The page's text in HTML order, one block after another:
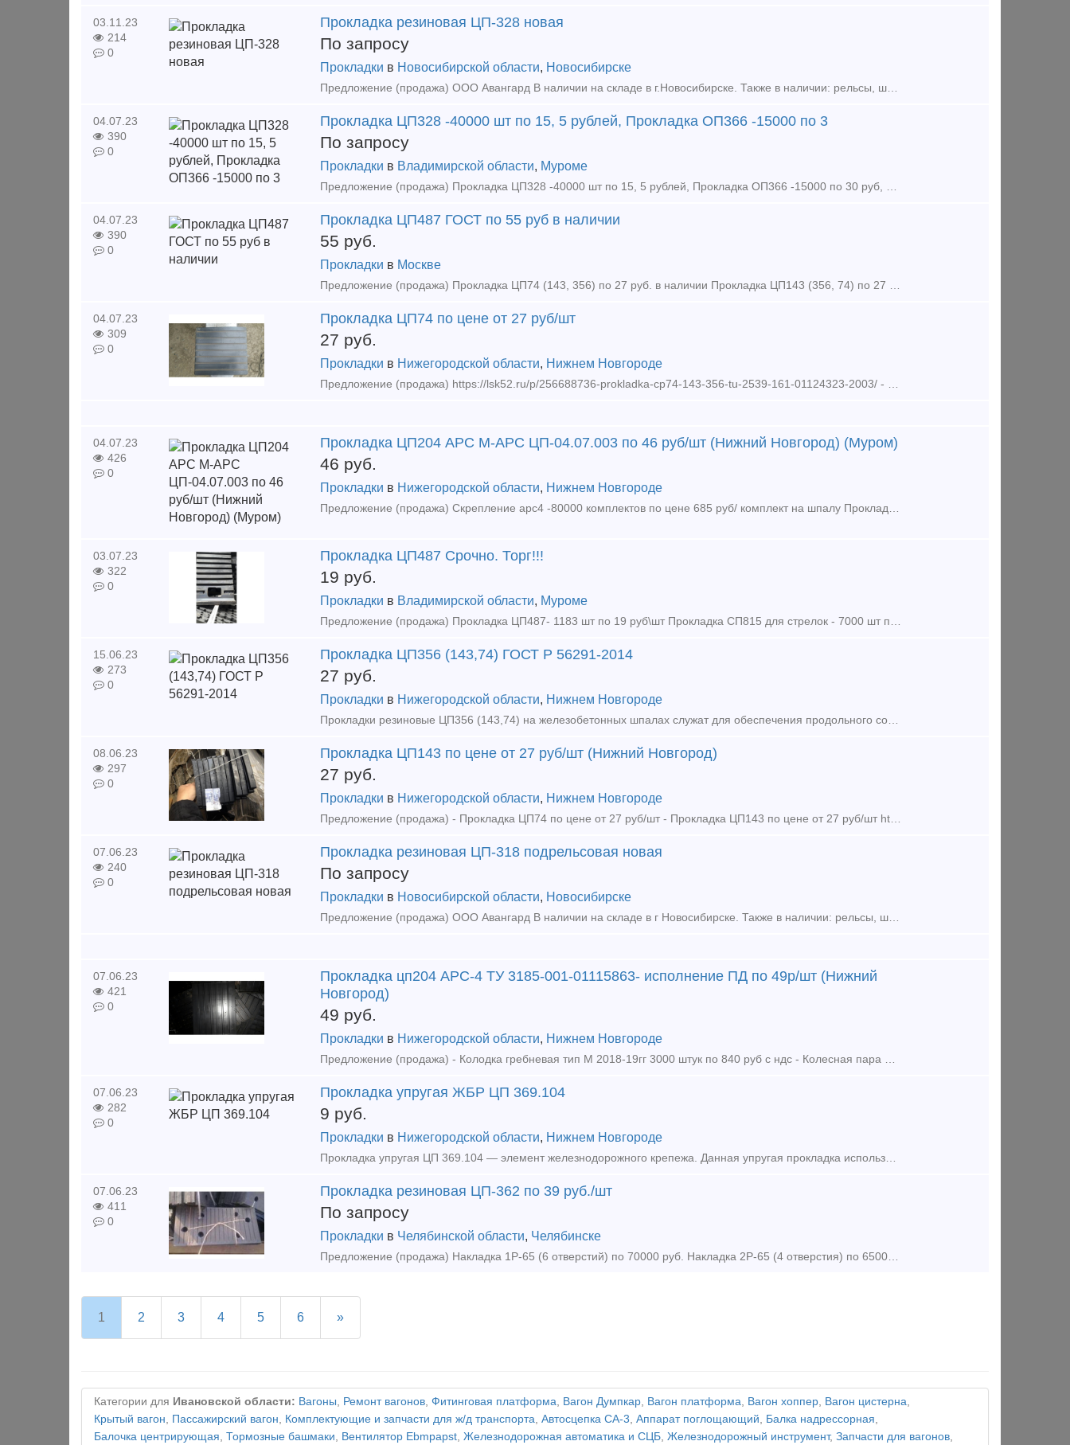
03.11.23
214
0
Прокладка резиновая ЦП-328 новая
По запросу
Прокладки в Новосибирской области, Новосибирске
Предложение (продажа) ООО Авангард В наличии на складе в г.Новосибирске. Также в наличии: рельсы, шпалы, подкладка, накладка, прокладка, крепеж, стрелочные п
04.07.23
390
0
Прокладка ЦП328 -40000 шт по 15, 5 рублей, Прокладка ОП366 -15000 по 3
По запросу
Прокладки в Владимирской области, Муроме
Предложение (продажа) Прокладка ЦП328 -40000 шт по 15, 5 рублей, Прокладка ОП366 -15000 по 30 руб, ЦП143 -20000 шт по 17 рублей (Муром) - Предложение Пр
04.07.23
390
0
Прокладка ЦП487 ГОСТ по 55 руб в наличии
55 руб.
Прокладки в Москве
Предложение (продажа) Прокладка ЦП74 (143, 356) по 27 руб. в наличии Прокладка ЦП143 (356, 74) по 27 руб. в наличии Прокладка ЦП204 арс М-АРС ПД по 55 руб.
04.07.23
309
0
Прокладка ЦП74 по цене от 27 руб/шт
27 руб.
Прокладки в Нижегородской области, Нижнем Новгороде
Предложение (продажа) https://lsk52.ru/p/256688736-prokladka-cp74-143-356-tu-2539-161-01124323-2003/ - Прокладка ЦП74 по цене от 27 руб/шт - Прокладка ЦП143
04.07.23
426
0
Прокладка ЦП204 АРС М-АРС ЦП-04.07.003 по 46 руб/шт (Нижний Новгород) (Муром)
46 руб.
Прокладки в Нижегородской области, Нижнем Новгороде
Предложение (продажа) Скрепление арс4 -80000 комплектов по цене 685 руб/ комплект на шпалу Прокладка цп204 АРС-4 ТУ 3185-001-01115863- исполнение ПД по 50р/шт
03.07.23
322
0
Прокладка ЦП487 Срочно. Торг!!!
19 руб.
Прокладки в Владимирской области, Муроме
Предложение (продажа) Прокладка ЦП487- 1183 шт по 19 руб\шт Прокладка СП815 для стрелок - 7000 шт по 9 руб\шт Любые другие материалы
15.06.23
273
0
Прокладка ЦП356 (143,74) ГОСТ Р 56291-2014
27 руб.
Прокладки в Нижегородской области, Нижнем Новгороде
Прокладки резиновые ЦП356 (143,74) на железобетонных шпалах служат для обеспечения продольного сопротивления смещению рельсов, снижения динамических нагрузок и электроизоляции; на деревянных ш
08.06.23
297
0
Прокладка ЦП143 по цене от 27 руб/шт (Нижний Новгород)
27 руб.
Прокладки в Нижегородской области, Нижнем Новгороде
Предложение (продажа) - Прокладка ЦП74 по цене от 27 руб/шт - Прокладка ЦП143 по цене от 27 руб/шт https://lsk52.ru/p/256687980-prokladka-cp143-356-74-tu-2
07.06.23
240
0
Прокладка резиновая ЦП-318 подрельсовая новая
По запросу
Прокладки в Новосибирской области, Новосибирске
Предложение (продажа) ООО Авангард В наличии на складе в г Новосибирске. Также в наличии: рельсы, шпалы, подкладка, накладка, прокладка, крепеж, стрелочные п
07.06.23
421
0
Прокладка цп204 АРС-4 ТУ 3185-001-01115863- исполнение ПД по 49р/шт (Нижний
Новгород)
49 руб.
Прокладки в Нижегородской области, Нижнем Новгороде
Предложение (продажа) - Колодка гребневая тип М 2018-19гг 3000 штук по 840 руб с ндс - Колесная пара НОНК 2018-19гг по 349000 руб с ндс 20% - Прокладка Ц
07.06.23
282
0
Прокладка упругая ЖБР ЦП 369.104
9 руб.
Прокладки в Нижегородской области, Нижнем Новгороде
Прокладка упругая ЦП 369.104 — элемент железнодорожного крепежа. Данная упругая прокладка используется в скреплении типа ЖБР. Прокладка упругая ЦП 369.104 имеет длину 118 мм, ширину 120 мм
07.06.23
411
0
Прокладка резиновая ЦП-362 по 39 руб./шт
По запросу
Прокладки в Челябинской области, Челябинске
Предложение (продажа) Накладка 1Р-65 (6 отверстий) по 70000 руб. Накладка 2Р-65 (4 отверстия) по 65000 руб. Накладка 1Р-50 по 80000 руб./тонна. Наклад
1 2 3 4 5 6 »
Категории для Ивановской области: Вагоны, Ремонт вагонов, Фитинговая платформа, Вагон Думпкар, Вагон платформа, Вагон хоппер, Вагон цистерна,
Крытый вагон, Пассажирский вагон, Комплектующие и запчасти для ж/д транспорта, Автосцепка СА-3, Аппарат поглощающий, Балка надрессорная,
Балочка центрирующая, Тормозные башмаки, Вентилятор Ebmpapst, Железнодорожная автоматика и СЦБ, Железнодорожный инструмент, Запчасти для вагонов,